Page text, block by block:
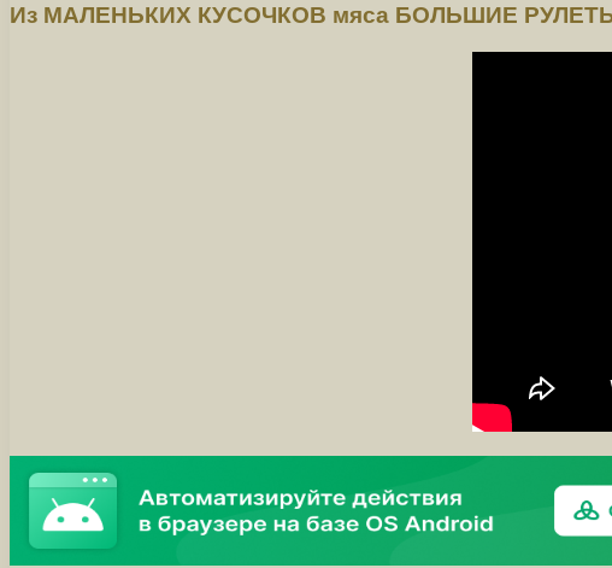
Из МАЛЕНЬКИХ КУСОЧКОВ мяса БОЛЬШИЕ РУЛЕТЫ